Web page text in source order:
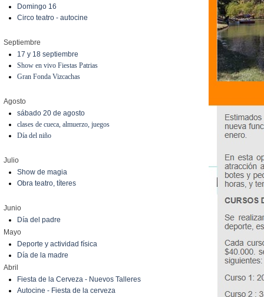
Domingo 16
Circo teatro - autocine
Septiembre
17 y 18 septiembre
Show en vivo Fiestas Patrias
Gran Fonda Vizcachas
Agosto
sábado 20 de agosto
clases de cueca, almuerzo, juegos
Día del niño
Julio
Show de magia
Obra teatro, títeres
Junio
Día del padre
Mayo
Deporte y actividad física
Día de la madre
Abril
Fiesta de la Cerveza - Nuevos Talleres
Autocine - Fiesta de la cerveza